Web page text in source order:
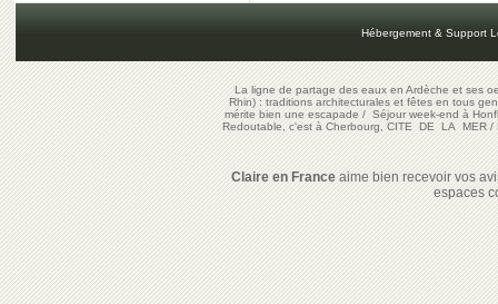
Hébergement & Support
La ligne de partage des eaux en Ardèche et ses
Rhin) : traditions architecturales et fêtes en tous
mérite bien une escapade/Séjour week-end à
Redoutable, c'est à Cherbourg, CITE DE LA MER/
Claire en Franceaime bien recevoir vos
espaces